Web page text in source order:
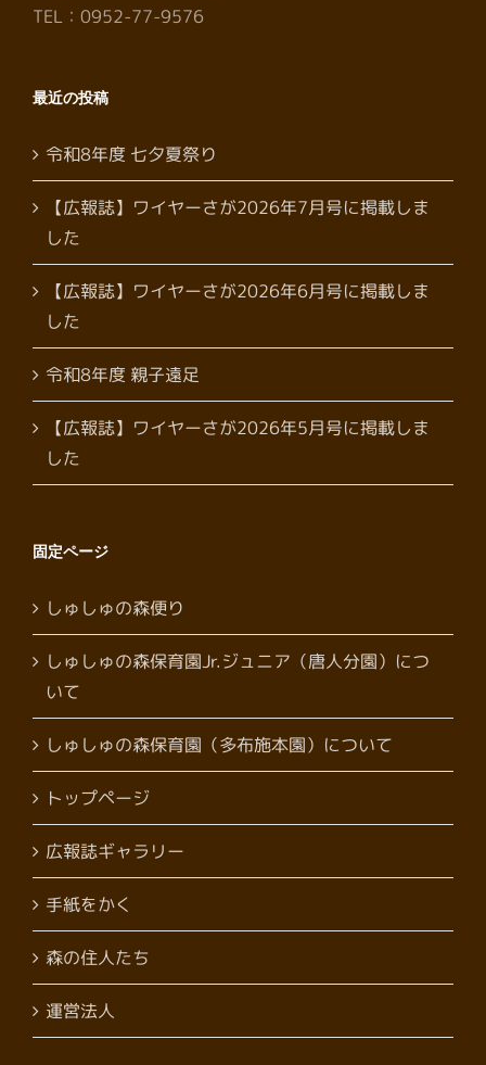
TEL：0952-77-9576
最近の投稿
令和8年度 七夕夏祭り
【広報誌】ワイヤーさが2026年7月号に掲載しま
した
【広報誌】ワイヤーさが2026年6月号に掲載しま
した
令和8年度 親子遠足
【広報誌】ワイヤーさが2026年5月号に掲載しま
した
固定ページ
しゅしゅの森便り
しゅしゅの森保育園Jr.ジュニア（唐人分園）につ
いて
しゅしゅの森保育園（多布施本園）について
トップページ
広報誌ギャラリー
手紙をかく
森の住人たち
運営法人